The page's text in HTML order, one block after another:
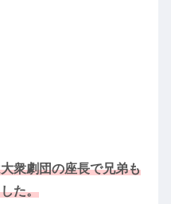
衆劇団の座長で兄弟も
た。